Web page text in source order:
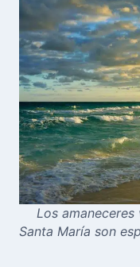
Los
Santa María son